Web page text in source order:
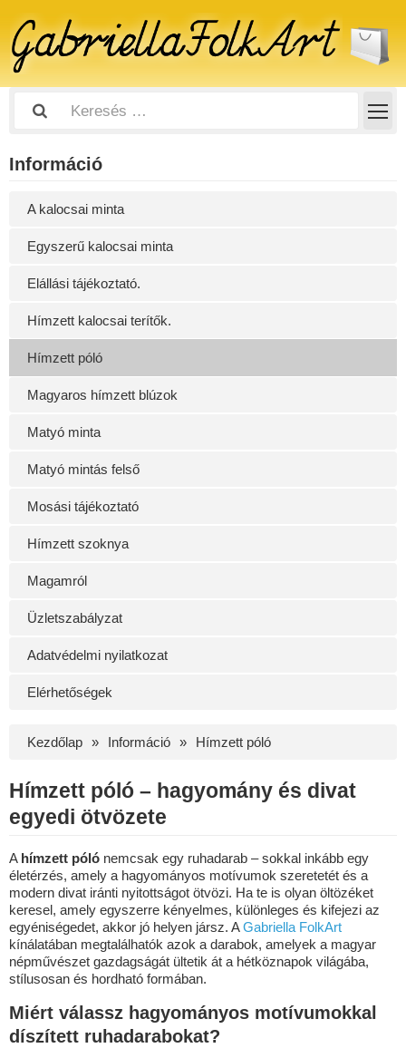
Információ
A kalocsai minta
Egyszerű kalocsai minta
Elállási tájékoztató.
Hímzett kalocsai terítők.
Hímzett póló
Magyaros hímzett blúzok
Matyó minta
Matyó mintás felső
Mosási tájékoztató
Hímzett szoknya
Magamról
Üzletszabályzat
Adatvédelmi nyilatkozat
Elérhetőségek
Kezdőlap Információ Hímzett póló
Hímzett póló – hagyomány és divat
egyedi ötvözete
A hímzett póló nemcsak egy ruhadarab – sokkal inkább egy
életérzés, amely a hagyományos motívumok szeretetét és a
modern divat iránti nyitottságot ötvözi. Ha te is olyan öltözéket
keresel, amely egyszerre kényelmes, különleges és kifejezi az
egyéniségedet, akkor jó helyen jársz. AGabriella FolkArt
kínálatában megtalálhatók azok a darabok, amelyek a magyar
népművészet gazdagságát ültetik át a hétköznapok világába,
stílusosan és hordható formában.
Miért válassz hagyományos motívumokkal
díszített ruhadarabokat?